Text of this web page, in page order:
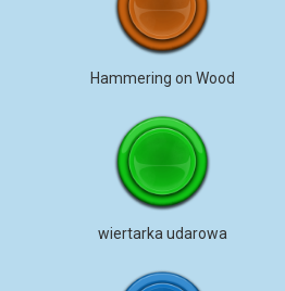
Hammering on Wood
wiertarka udarowa